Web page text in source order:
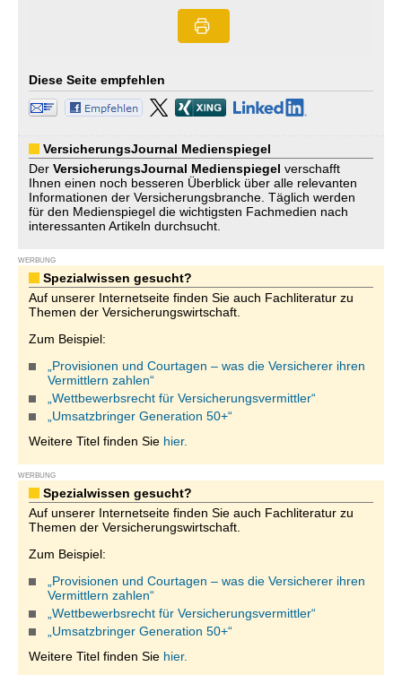
Diese Seite empfehlen
VersicherungsJournal Medienspiegel
Der VersicherungsJournal Medienspiegel verschafft
Ihnen einen noch besseren Überblick über alle relevanten
Informationen der Versicherungsbranche. Täglich werden
für den Medienspiegel die wichtigsten Fachmedien nach
interessanten Artikeln durchsucht.
WERBUNG
Spezialwissen gesucht?
Auf unserer Internetseite finden Sie auch Fachliteratur zu
Themen der Versicherungswirtschaft.
Zum Beispiel:
„Provisionen und Courtagen – was die Versicherer ihren
Vermittlern zahlen“
„Wettbewerbsrecht für Versicherungsvermittler“
„Umsatzbringer Generation 50+“
Weitere Titel finden Sie hier.
WERBUNG
Spezialwissen gesucht?
Auf unserer Internetseite finden Sie auch Fachliteratur zu
Themen der Versicherungswirtschaft.
Zum Beispiel:
„Provisionen und Courtagen – was die Versicherer ihren
Vermittlern zahlen“
„Wettbewerbsrecht für Versicherungsvermittler“
„Umsatzbringer Generation 50+“
Weitere Titel finden Sie hier.